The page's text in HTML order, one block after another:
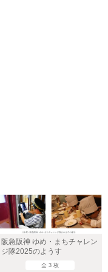
阪急阪神 ゆめ・まちチャレン
ジ隊2025のようす
全 3 枚